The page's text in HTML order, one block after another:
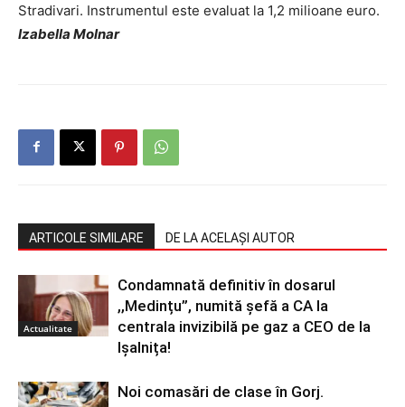
Stradivari. Instrumentul este evaluat la 1,2 milioane euro.
Izabella Molnar
ARTICOLE SIMILARE DE LA ACELAȘI AUTOR
Actualitate
Condamnată definitiv în dosarul
,,Medințu”, numită șefă a CA la
centrala invizibilă pe gaz a CEO de la
Ișalnița!
Noi comasări de clase în Gorj.